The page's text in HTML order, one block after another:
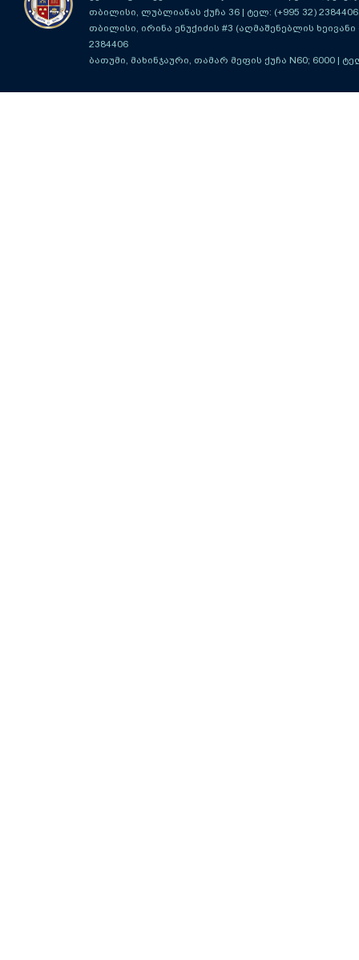
თბილისი, ლუბლიანას ქუჩა 36 | ტელ: (+995 32)
თბილისი, ირინა ენუქიძის #3 (აღმაშენებლის ხეივანი
2384406
ბათუმი, მახინჯაური, თამარ მეფის ქუჩა N60; 6000 |